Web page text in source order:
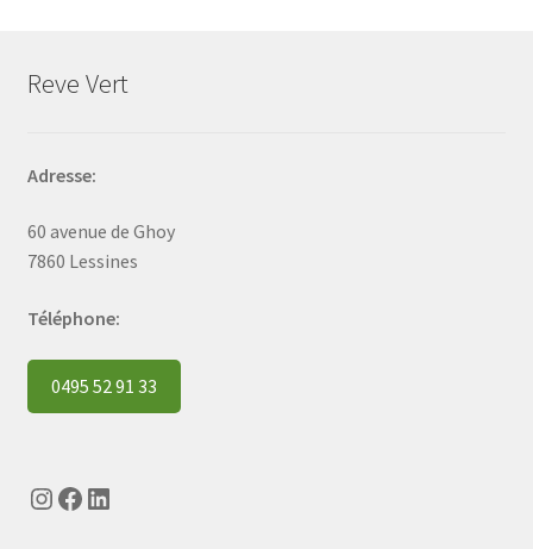
Reve Vert
Adresse:
60 avenue de Ghoy
7860 Lessines
Téléphone:
0495 52 91 33
Instagram
Facebook
LinkedIn